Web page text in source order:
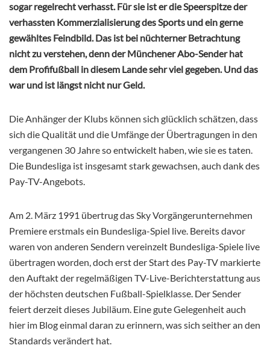
sogar regelrecht verhasst. Für sie ist er die Speerspitze der
verhassten Kommerzialisierung des Sports und ein gerne
gewähltes Feindbild. Das ist bei nüchterner Betrachtung
nicht zu verstehen, denn der Münchener Abo-Sender hat
dem Profifußball in diesem Lande sehr viel gegeben. Und das
war und ist längst nicht nur Geld.
Die Anhänger der Klubs können sich glücklich schätzen, dass
sich die Qualität und die Umfänge der Übertragungen in den
vergangenen 30 Jahre so entwickelt haben, wie sie es taten.
Die Bundesliga ist insgesamt stark gewachsen, auch dank des
Pay-TV-Angebots.
Am 2. März 1991 übertrug das Sky Vorgängerunternehmen
Premiere erstmals ein Bundesliga-Spiel live. Bereits davor
waren von anderen Sendern vereinzelt Bundesliga-Spiele live
übertragen worden, doch erst der Start des Pay-TV markierte
den Auftakt der regelmäßigen TV-Live-Berichterstattung aus
der höchsten deutschen Fußball-Spielklasse. Der Sender
feiert derzeit dieses Jubiläum. Eine gute Gelegenheit auch
hier im Blog einmal daran zu erinnern, was sich seither an den
Standards verändert hat.